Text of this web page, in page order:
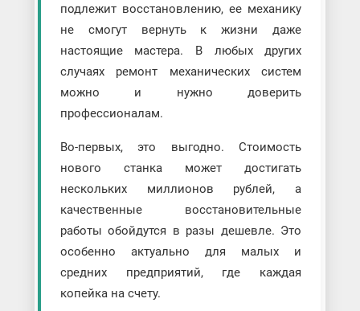
подлежит восстановлению, ее механику
не смогут вернуть к жизни даже
настоящие мастера. В любых других
случаях ремонт механических систем
можно и нужно доверить
профессионалам.
Во-первых, это выгодно. Стоимость
нового станка может достигать
нескольких миллионов рублей, а
качественные восстановительные
работы обойдутся в разы дешевле. Это
особенно актуально для малых и
средних предприятий, где каждая
копейка на счету.